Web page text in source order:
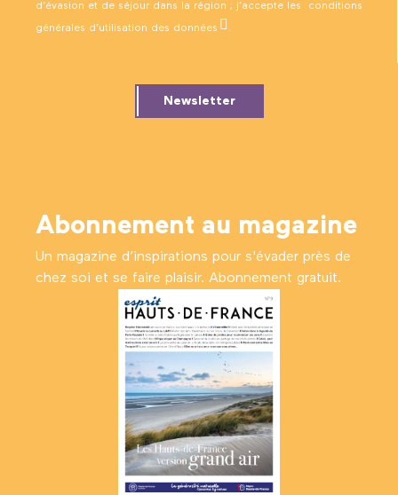
d’évasion et de séjour dans la région ; j’accepte les conditions
générales d’utilisation des données .
Newsletter
Abonnement au magazine
Un magazine d’inspirations pour s'évader près de
chez soi et se faire plaisir. Abonnement gratuit.